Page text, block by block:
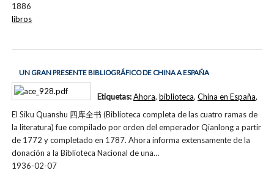
1886
libros
UN GRAN PRESENTE BIBLIOGRÁFICO DE CHINA A ESPAÑA
El Siku Quanshu 四库全书 (Biblioteca completa de las cuatro ramas de
la literatura) fue compilado por orden del emperador Qianlong a partir
de 1772 y completado en 1787. Ahora informa extensamente de la
donación a la Biblioteca Nacional de una…
1936-02-07
Etiquetas:Ahora, biblioteca, China en España,